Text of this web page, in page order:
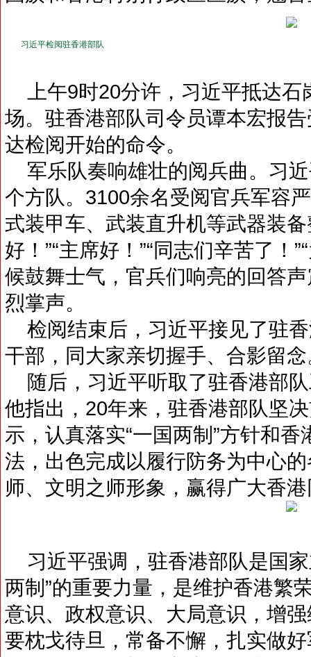
习近平检阅驻香港部队
上午9时20分许，习近平抵达石
场。驻香港部队司令员谭本宏报
达检阅开始的命令。
军乐队奏响雄壮的阅兵曲。习
个方队。3100余名受阅官兵军容
式装甲车、武装直升机等武器装
好！”“主席好！”“同志们辛苦了！
候鼓舞士气，官兵们响亮的回答
烈掌声。
检阅结束后，习近平接见了驻
干部，同大家亲切握手、合影留
随后，习近平听取了驻香港部
他指出，20年来，驻香港部队坚
示，认真落实“一国两制”方针和
法，出色完成以履行防务为中心
师、文明之师形象，赢得广大香
习近平强调，驻香港部队是国
两制”的重要力量，是维护香港繁
意识、政权意识、大局意识，增
要枕戈待旦，常备不懈，扎实做